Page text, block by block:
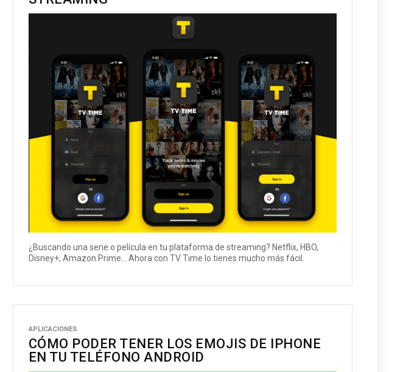
¿Buscando una serie o película en tu plataforma de streaming? Netflix, HBO,
Disney+, Amazon Prime... Ahora con TV Time lo tienes mucho más fácil.
APLICACIONES
CÓMO PODER TENER LOS EMOJIS DE IPHONE
EN TU TELÉFONO ANDROID